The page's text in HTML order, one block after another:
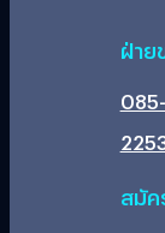
ฝ่าย
สมัค